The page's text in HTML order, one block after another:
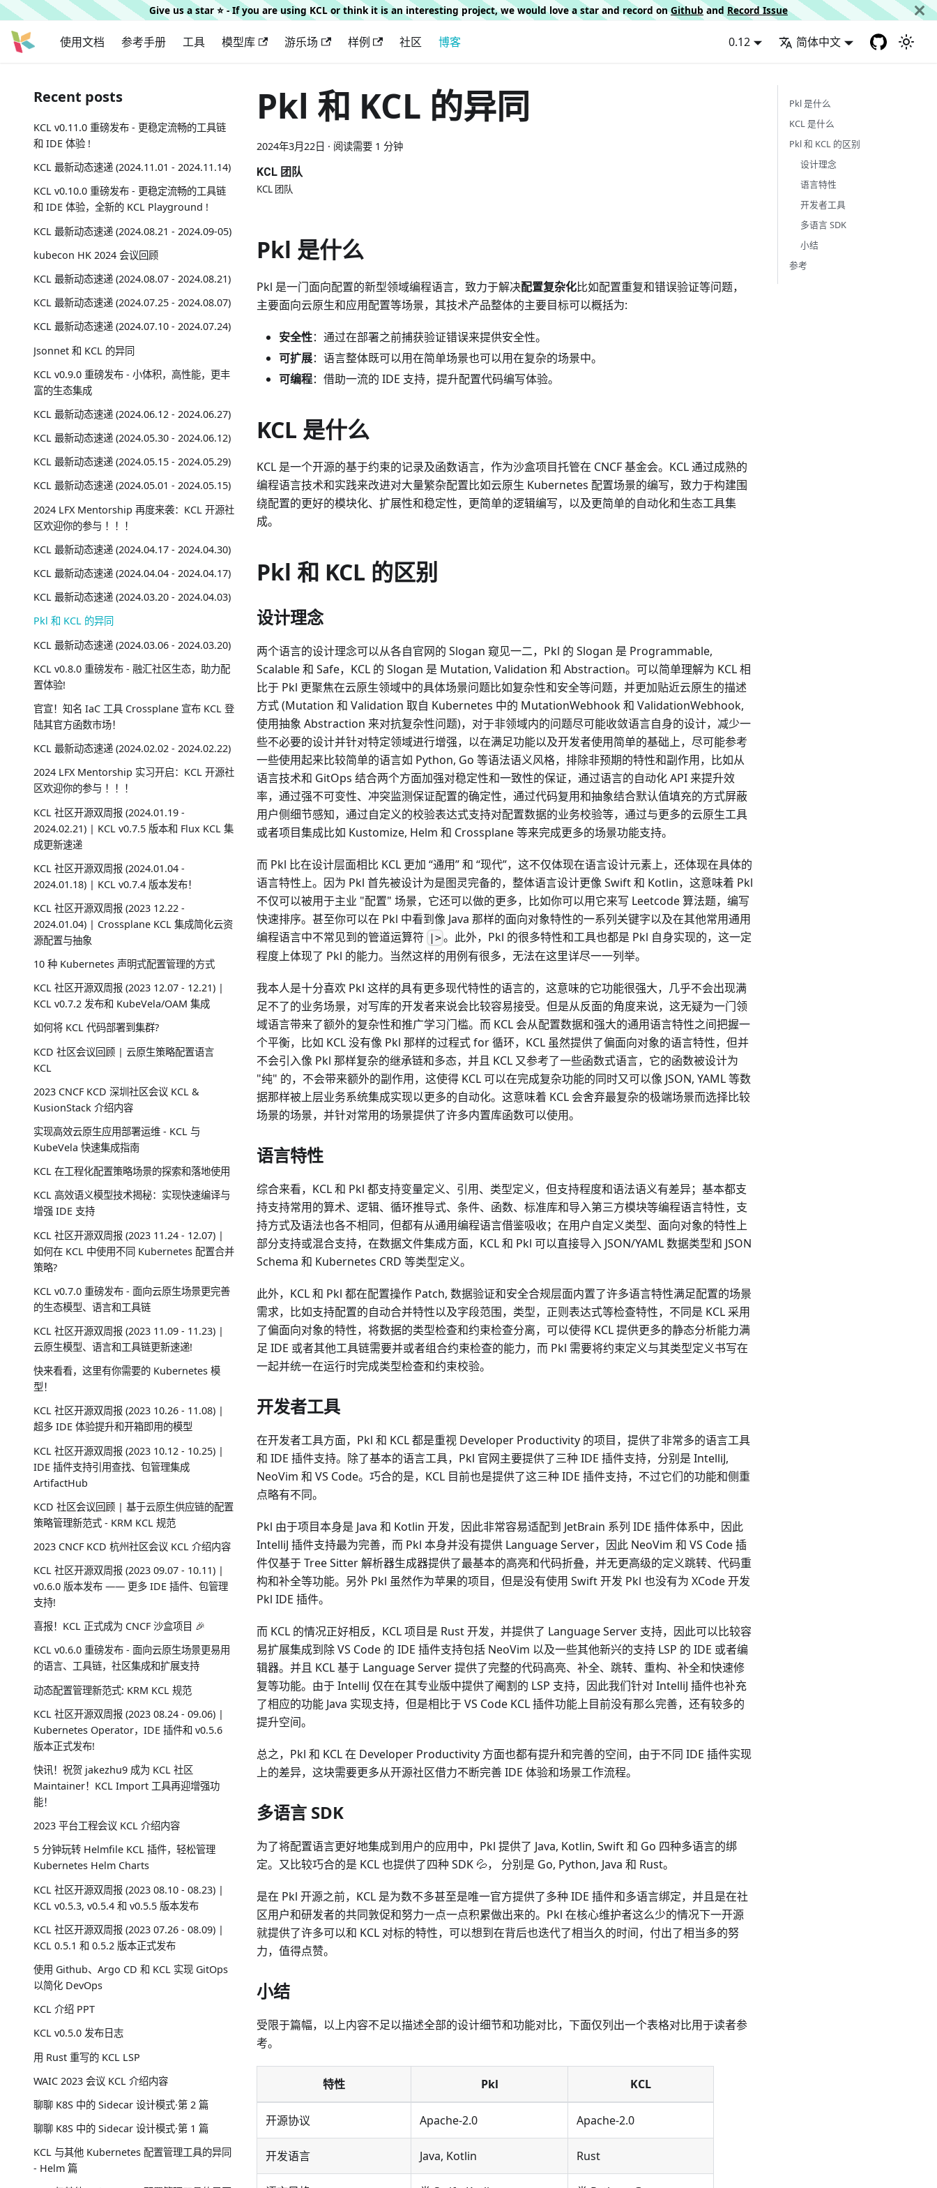
Give us a star ⭐️ - If you are using KCL or think it is an interesting project, we would love a star and record onGithub and Record Issue
使用文档 参考手册 工具 模型库 游乐场 样例 社区 博客 0.12 简体中文
Recent posts
KCL v0.11.0 重磅发布 - 更稳定流畅的工具链
和 IDE 体验 !
KCL 最新动态速递 (2024.11.01 - 2024.11.14)
KCL v0.10.0 重磅发布 - 更稳定流畅的工具链
和 IDE 体验，全新的 KCL Playground !
KCL 最新动态速递 (2024.08.21 - 2024.09-05)
kubecon HK 2024 会议回顾
KCL 最新动态速递 (2024.08.07 - 2024.08.21)
KCL 最新动态速递 (2024.07.25 - 2024.08.07)
KCL 最新动态速递 (2024.07.10 - 2024.07.24)
Jsonnet 和 KCL 的异同
KCL v0.9.0 重磅发布 - 小体积，高性能，更丰
富的生态集成
KCL 最新动态速递 (2024.06.12 - 2024.06.27)
KCL 最新动态速递 (2024.05.30 - 2024.06.12)
KCL 最新动态速递 (2024.05.15 - 2024.05.29)
KCL 最新动态速递 (2024.05.01 - 2024.05.15)
2024 LFX Mentorship 再度来袭：KCL 开源社
区欢迎你的参与 ！！！
KCL 最新动态速递 (2024.04.17 - 2024.04.30)
KCL 最新动态速递 (2024.04.04 - 2024.04.17)
KCL 最新动态速递 (2024.03.20 - 2024.04.03)
Pkl 和 KCL 的异同
KCL 最新动态速递 (2024.03.06 - 2024.03.20)
KCL v0.8.0 重磅发布 - 融汇社区生态，助力配
置体验!
官宣！知名 IaC 工具 Crossplane 宣布 KCL 登
陆其官方函数市场！
KCL 最新动态速递 (2024.02.02 - 2024.02.22)
2024 LFX Mentorship 实习开启：KCL 开源社
区欢迎你的参与 ！！！
KCL 社区开源双周报 (2024.01.19 -
2024.02.21) | KCL v0.7.5 版本和 Flux KCL 集
成更新速递
KCL 社区开源双周报 (2024.01.04 -
2024.01.18) | KCL v0.7.4 版本发布！
KCL 社区开源双周报 (2023 12.22 -
2024.01.04) | Crossplane KCL 集成简化云资
源配置与抽象
10 种 Kubernetes 声明式配置管理的方式
KCL 社区开源双周报 (2023 12.07 - 12.21) |
KCL v0.7.2 发布和 KubeVela/OAM 集成
如何将 KCL 代码部署到集群?
KCD 社区会议回顾 | 云原生策略配置语言
KCL
2023 CNCF KCD 深圳社区会议 KCL &
KusionStack 介绍内容
实现高效云原生应用部署运维 - KCL 与
KubeVela 快速集成指南
KCL 在工程化配置策略场景的探索和落地使用
KCL 高效语义模型技术揭秘：实现快速编译与
增强 IDE 支持
KCL 社区开源双周报 (2023 11.24 - 12.07) |
如何在 KCL 中使用不同 Kubernetes 配置合并
策略?
KCL v0.7.0 重磅发布 - 面向云原生场景更完善
的生态模型、语言和工具链
KCL 社区开源双周报 (2023 11.09 - 11.23) |
云原生模型、语言和工具链更新速递!
快来看看，这里有你需要的 Kubernetes 模
型！
KCL 社区开源双周报 (2023 10.26 - 11.08) |
超多 IDE 体验提升和开箱即用的模型
KCL 社区开源双周报 (2023 10.12 - 10.25) |
IDE 插件支持引用查找、包管理集成
ArtifactHub
KCD 社区会议回顾 | 基于云原生供应链的配置
策略管理新范式 - KRM KCL 规范
2023 CNCF KCD 杭州社区会议 KCL 介绍内容
KCL 社区开源双周报 (2023 09.07 - 10.11) |
v0.6.0 版本发布 —— 更多 IDE 插件、包管理
支持!
喜报！KCL 正式成为 CNCF 沙盒项目 🎉
KCL v0.6.0 重磅发布 - 面向云原生场景更易用
的语言、工具链，社区集成和扩展支持
动态配置管理新范式: KRM KCL 规范
KCL 社区开源双周报 (2023 08.24 - 09.06) |
Kubernetes Operator，IDE 插件和 v0.5.6
版本正式发布!
快讯！祝贺 jakezhu9 成为 KCL 社区
Maintainer！KCL Import 工具再迎增强功
能！
2023 平台工程会议 KCL 介绍内容
5 分钟玩转 Helmfile KCL 插件，轻松管理
Kubernetes Helm Charts
KCL 社区开源双周报 (2023 08.10 - 08.23) |
KCL v0.5.3, v0.5.4 和 v0.5.5 版本发布
KCL 社区开源双周报 (2023 07.26 - 08.09) |
KCL 0.5.1 和 0.5.2 版本正式发布
使用 Github、Argo CD 和 KCL 实现 GitOps
以简化 DevOps
KCL 介绍 PPT
KCL v0.5.0 发布日志
用 Rust 重写的 KCL LSP
WAIC 2023 会议 KCL 介绍内容
聊聊 K8S 中的 Sidecar 设计模式·第 2 篇
聊聊 K8S 中的 Sidecar 设计模式·第 1 篇
KCL 与其他 Kubernetes 配置管理工具的异同
- Helm 篇
Pkl 和 KCL 的异同
2024年3月22日 · 阅读需要 1 分钟
KCL 团队
KCL 团队
Pkl 是什么
Pkl 是一门面向配置的新型领域编程语言，致力于解决配置复杂化比如配置重复和错误验证等问题，
主要面向云原生和应用配置等场景，其技术产品整体的主要目标可以概括为:
安全性：通过在部署之前捕获验证错误来提供安全性。
可扩展：语言整体既可以用在简单场景也可以用在复杂的场景中。
可编程：借助一流的 IDE 支持，提升配置代码编写体验。
KCL 是什么
KCL 是一个开源的基于约束的记录及函数语言，作为沙盒项目托管在 CNCF 基金会。KCL 通过成熟的
编程语言技术和实践来改进对大量繁杂配置比如云原生 Kubernetes 配置场景的编写，致力于构建围
绕配置的更好的模块化、扩展性和稳定性，更简单的逻辑编写，以及更简单的自动化和生态工具集
成。
Pkl 和 KCL 的区别
设计理念
两个语言的设计理念可以从各自官网的 Slogan 窥见一二，Pkl 的 Slogan 是 Programmable,
Scalable 和 Safe，KCL 的 Slogan 是 Mutation, Validation 和 Abstraction。可以简单理解为 KCL 相
比于 Pkl 更聚焦在云原生领域中的具体场景问题比如复杂性和安全等问题，并更加贴近云原生的描述
方式 (Mutation 和 Validation 取自 Kubernetes 中的 MutationWebhook 和 ValidationWebhook,
使用抽象 Abstraction 来对抗复杂性问题)，对于非领域内的问题尽可能收敛语言自身的设计，减少一
些不必要的设计并针对特定领域进行增强，以在满足功能以及开发者使用简单的基础上，尽可能参考
一些使用起来比较简单的语言如 Python, Go 等语法语义风格，排除非预期的特性和副作用，比如从
语言技术和 GitOps 结合两个方面加强对稳定性和一致性的保证，通过语言的自动化 API 来提升效
率，通过强不可变性、冲突监测保证配置的确定性，通过代码复用和抽象结合默认值填充的方式屏蔽
用户侧细节感知，通过自定义的校验表达式支持对配置数据的业务校验等，通过与更多的云原生工具
或者项目集成比如 Kustomize, Helm 和 Crossplane 等来完成更多的场景功能支持。
而 Pkl 比在设计层面相比 KCL 更加 “通用” 和 “现代”，这不仅体现在语言设计元素上，还体现在具体的
语言特性上。因为 Pkl 首先被设计为是图灵完备的，整体语言设计更像 Swift 和 Kotlin，这意味着 Pkl
不仅可以被用于主业 "配置" 场景，它还可以做的更多，比如你可以用它来写 Leetcode 算法题，编写
快速排序。甚至你可以在 Pkl 中看到像 Java 那样的面向对象特性的一系列关键字以及在其他常用通用
编程语言中不常见到的管道运算符
|>。此外，Pkl 的很多特性和工具也都是 Pkl 自身实现的，这一定
程度上体现了 Pkl 的能力。当然这样的用例有很多，无法在这里详尽一一列举。
我本人是十分喜欢 Pkl 这样的具有更多现代特性的语言的，这意味的它功能很强大，几乎不会出现满
足不了的业务场景，对写库的开发者来说会比较容易接受。但是从反面的角度来说，这无疑为一门领
域语言带来了额外的复杂性和推广学习门槛。而 KCL 会从配置数据和强大的通用语言特性之间把握一
个平衡，比如 KCL 没有像 Pkl 那样的过程式 for 循环，KCL 虽然提供了偏面向对象的语言特性，但并
不会引入像 Pkl 那样复杂的继承链和多态，并且 KCL 又参考了一些函数式语言，它的函数被设计为
"纯" 的，不会带来额外的副作用，这使得 KCL 可以在完成复杂功能的同时又可以像 JSON, YAML 等数
据那样被上层业务系统集成实现以更多的自动化。这意味着 KCL 会舍弃最复杂的极端场景而选择比较
场景的场景，并针对常用的场景提供了许多内置库函数可以使用。
语言特性
综合来看，KCL 和 Pkl 都支持变量定义、引用、类型定义，但支持程度和语法语义有差异；基本都支
持支持常用的算术、逻辑、循环推导式、条件、函数、标准库和导入第三方模块等编程语言特性，支
持方式及语法也各不相同，但都有从通用编程语言借鉴吸收；在用户自定义类型、面向对象的特性上
部分支持或混合支持，在数据文件集成方面，KCL 和 Pkl 可以直接导入 JSON/YAML 数据类型和 JSON
Schema 和 Kubernetes CRD 等类型定义。
此外，KCL 和 Pkl 都在配置操作 Patch, 数据验证和安全合规层面内置了许多语言特性满足配置的场景
需求，比如支持配置的自动合并特性以及字段范围，类型，正则表达式等检查特性，不同是 KCL 采用
了偏面向对象的特性，将数据的类型检查和约束检查分离，可以使得 KCL 提供更多的静态分析能力满
足 IDE 或者其他工具链需要并或者组合约束检查的能力，而 Pkl 需要将约束定义与其类型定义书写在
一起并统一在运行时完成类型检查和约束校验。
开发者工具
在开发者工具方面，Pkl 和 KCL 都是重视 Developer Productivity 的项目，提供了非常多的语言工具
和 IDE 插件支持。除了基本的语言工具，Pkl 官网主要提供了三种 IDE 插件支持，分别是 IntelliJ,
NeoVim 和 VS Code。巧合的是，KCL 目前也是提供了这三种 IDE 插件支持，不过它们的功能和侧重
点略有不同。
Pkl 由于项目本身是 Java 和 Kotlin 开发，因此非常容易适配到 JetBrain 系列 IDE 插件体系中，因此
IntelliJ 插件支持最为完善，而 Pkl 本身并没有提供 Language Server，因此 NeoVim 和 VS Code 插
件仅基于 Tree Sitter 解析器生成器提供了最基本的高亮和代码折叠，并无更高级的定义跳转、代码重
构和补全等功能。另外 Pkl 虽然作为苹果的项目，但是没有使用 Swift 开发 Pkl 也没有为 XCode 开发
Pkl IDE 插件。
而 KCL 的情况正好相反，KCL 项目是 Rust 开发，并提供了 Language Server 支持，因此可以比较容
易扩展集成到除 VS Code 的 IDE 插件支持包括 NeoVim 以及一些其他新兴的支持 LSP 的 IDE 或者编
辑器。并且 KCL 基于 Language Server 提供了完整的代码高亮、补全、跳转、重构、补全和快速修
复等功能。由于 IntelliJ 仅在在其专业版中提供了阉割的 LSP 支持，因此我们针对 IntelliJ 插件也补充
了相应的功能 Java 实现支持，但是相比于 VS Code KCL 插件功能上目前没有那么完善，还有较多的
提升空间。
总之，Pkl 和 KCL 在 Developer Productivity 方面也都有提升和完善的空间，由于不同 IDE 插件实现
上的差异，这块需要更多从开源社区借力不断完善 IDE 体验和场景工作流程。
多语言 SDK
为了将配置语言更好地集成到用户的应用中，Pkl 提供了 Java, Kotlin, Swift 和 Go 四种多语言的绑
定。又比较巧合的是 KCL 也提供了四种 SDK 💦， 分别是 Go, Python, Java 和 Rust。
是在 Pkl 开源之前，KCL 是为数不多甚至是唯一官方提供了多种 IDE 插件和多语言绑定，并且是在社
区用户和研发者的共同敦促和努力一点一点积累做出来的。Pkl 在核心维护者这么少的情况下一开源
就提供了许多可以和 KCL 对标的特性，可以想到在背后也迭代了相当久的时间，付出了相当多的努
力，值得点赞。
小结
受限于篇幅，以上内容不足以描述全部的设计细节和功能对比，下面仅列出一个表格对比用于读者参
考。
特性 Pkl KCL
开源协议 Apache-2.0 Apache-2.0
开发语言 Java, Kotlin Rust
Pkl 是什么
KCL 是什么
Pkl 和 KCL 的区别
设计理念
语言特性
开发者工具
多语言 SDK
小结
参考